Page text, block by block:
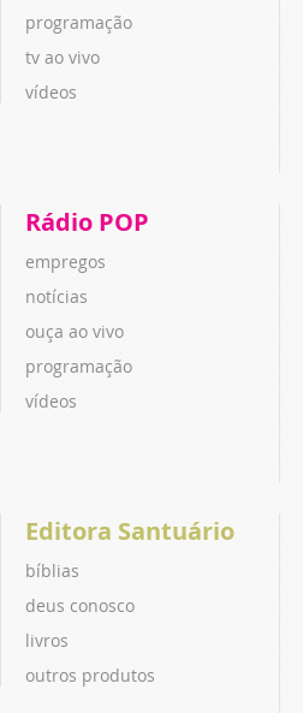
programação
tv ao vivo
vídeos
Rádio POP
empregos
notícias
ouça ao vivo
programação
vídeos
Editora Santuário
bíblias
deus conosco
livros
outros produtos